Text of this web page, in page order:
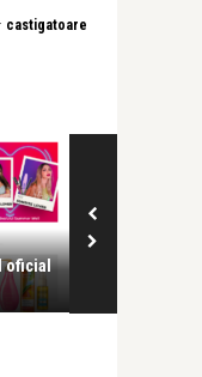
· castigatoare
oficial